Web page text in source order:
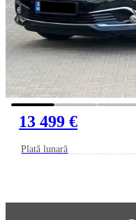
13 499 €
Plată lunară